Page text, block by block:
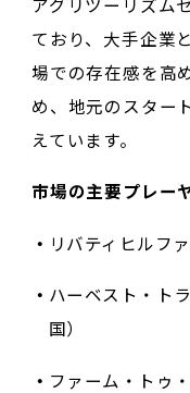
ており、大手企業
場での存在感を高
め、地元のスター
えています。
市場の主要プレー
リバティヒルフ
ハーベスト・ト
国）
ファーム・トゥ